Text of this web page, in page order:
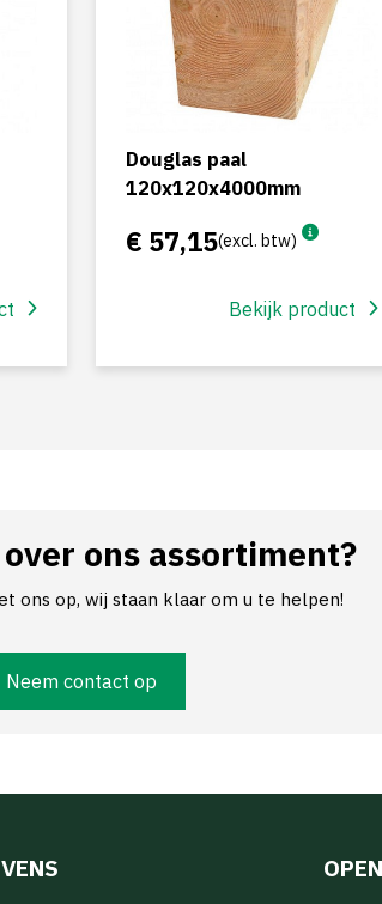
Douglas paal
120x120x4000mm
€ 57,15(excl. btw)
Bekijk product
ons assortiment?
ons op, wij staan klaar om u te helpen!
Neem contact op